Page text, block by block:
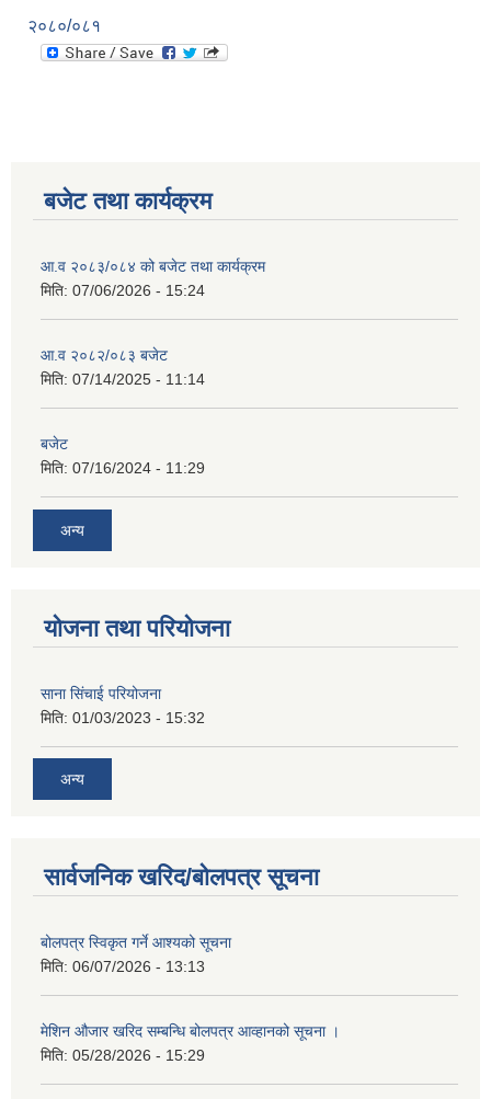
२०८०/०८१
बजेट तथा कार्यक्रम
आ.व २०८३/०८४ को बजेट तथा कार्यक्रम
मिति: 07/06/2026 - 15:24
आ.व २०८२/०८३ बजेट
मिति: 07/14/2025 - 11:14
बजेट
मिति: 07/16/2024 - 11:29
अन्य
योजना तथा परियोजना
साना सिंचाई परियोजना
मिति: 01/03/2023 - 15:32
अन्य
सार्वजनिक खरिद/बोलपत्र सूचना
बोलपत्र स्विकृत गर्ने आश्यको सूचना
मिति: 06/07/2026 - 13:13
मेशिन औजार खरिद सम्बन्धि बोलपत्र आव्हानको सूचना ।
मिति: 05/28/2026 - 15:29